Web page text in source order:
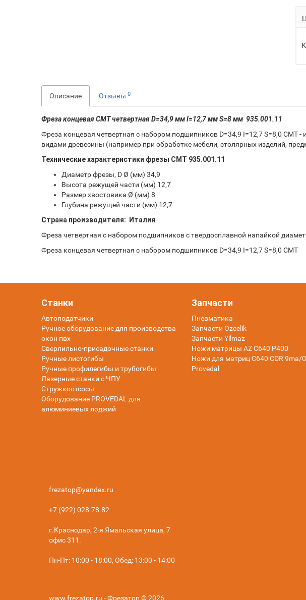
Описание Отзывы0
Фреза концевая CMT четвертная D=34,9 мм I=12,7 мм S=8 мм 935.001.11
Фреза концевая четвертная с набором подшипников D=34,9 I=12,7 S=8,0 CMT
видами древесины (например при обработке мебели, столярных изделий,
Технические характеристики фрезы СМТ 935.001.11
Диаметр фрезы, D Ø (мм) 34,9
Высота режущей части (мм) 12,7
Размер хвостовика Ø (мм) 8
Глубина режущей части (мм) 12,7
Страна производителя: Италия
Фреза четвертная c набором подшипников с твердосплавной напайкой
Фреза концевая четвертная с набором подшипников D=34,9 I=12,7 S=8,0 CMT
Станки
Автоподатчики
Ручное оборудование для производства
окон пвх
Сверлильно-присадочные станки
Ручные листогибы
Ручные профилегибы и трубогибы
Лазерные станки с ЧПУ
Стружкоотсосы
Оборудование PROVEDAL для
алюминиевых лоджий
Запчасти
Пневматика
Запчасти Ozcelik
Запчасти Yilmaz
Ножи матрицы AZ C640 P400
Ножи для матриц C640 CDR 9ma/
Provedal
frezatop@yandex.ru
+7 (922) 028-78-82
г.Краснодар, 2-я Ямальская улица, 7
офис 311.
Пн-Пт: 10:00 - 18:00, Обед: 13:00 - 14:00
www.frezatop.ru - Фрезатоп © 2026